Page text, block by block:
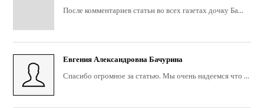
После комментариев статьи во всех газетах дочку Ба...
Евгения Александровна Бачурина
Спасибо огромное за статью. Мы очень надеемся что ...